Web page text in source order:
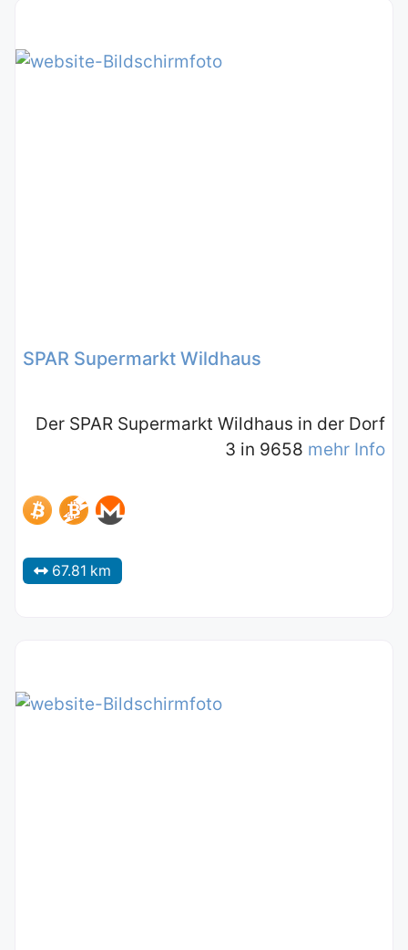
SPAR Supermarkt Wildhaus
Der SPAR Supermarkt Wildhaus in der Dorf
3 in 9658 mehr Info
67.81 km